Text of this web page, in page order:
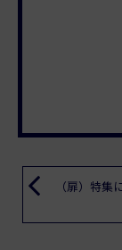
（扉）特集